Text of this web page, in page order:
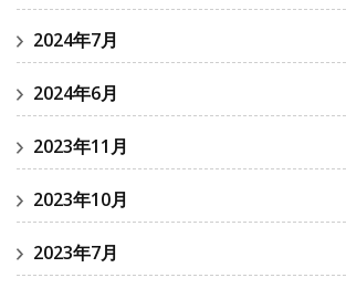
2024年7月
2024年6月
2023年11月
2023年10月
2023年7月